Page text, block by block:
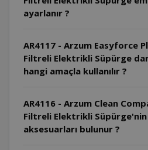
ayarlanır ?
AR4117 - Arzum Easyforce
Filtreli Elektrikli Süpürge
hangi amaçla kullanılır ?
AR4116 - Arzum Clean
Filtreli Elektrikli
aksesuarları bulunur ?